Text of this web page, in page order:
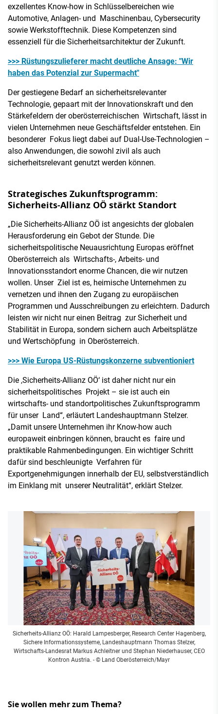
exzellentes Know-how in Schlüsselbereichen wie
Automotive, Anlagen- und Maschinenbau, Cybersecurity
sowie Werkstofftechnik. Diese Kompetenzen sind
essenziell für die Sicherheitsarchitektur der Zukunft.
>>> Rüstungszulieferer macht deutliche Ansage: "Wir
haben das Potenzial zur Supermacht"
Der gestiegene Bedarf an sicherheitsrelevanter
Technologie, gepaart mit der Innovationskraft und den
Stärkefeldern der oberösterreichischen Wirtschaft, lässt in
vielen Unternehmen neue Geschäftsfelder entstehen. Ein
besonderer Fokus liegt dabei auf Dual-Use-Technologien –
also Anwendungen, die sowohl zivil als auch
sicherheitsrelevant genutzt werden können.
Strategisches Zukunftsprogramm:
Sicherheits-Allianz OÖ stärkt Standort
„Die Sicherheits-Allianz OÖ ist angesichts der globalen
Herausforderung ein Gebot der Stunde. Die
sicherheitspolitische Neuausrichtung Europas eröffnet
Oberösterreich als Wirtschafts-, Arbeits- und
Innovationsstandort enorme Chancen, die wir nutzen
wollen. Unser Ziel ist es, heimische Unternehmen zu
vernetzen und ihnen den Zugang zu europäischen
Programmen und Ausschreibungen zu erleichtern. Dadurch
leisten wir nicht nur einen Beitrag zur Sicherheit und
Stabilität in Europa, sondern sichern auch Arbeitsplätze
und Wertschöpfung in Oberösterreich.
>>> Wie Europa US-Rüstungskonzerne subventioniert
Die ‚Sicherheits-Allianz OÖ‘ ist daher nicht nur ein
sicherheitspolitisches Projekt – sie ist auch ein
wirtschafts- und standortpolitisches Zukunftsprogramm
für unser Land“, erläutert Landeshauptmann Stelzer.
„Damit unsere Unternehmen ihr Know-how auch
europaweit einbringen können, braucht es faire und
praktikable Rahmenbedingungen. Ein wichtiger Schritt
dafür sind beschleunigte Verfahren für
Exportgenehmigungen innerhalb der EU, selbstverständlich
im Einklang mit unserer Neutralität“, erklärt Stelzer.
Sicherheits-Allianz OÖ: Harald Lampesberger, Research Center Hagenberg,
Sichere Informationssysteme, Landeshauptmann Thomas Stelzer,
Wirtschafts-Landesrat Markus Achleitner und Stephan Niederhauser, CEO
Kontron Austria. - © Land Oberösterreich/Mayr
Sie wollen mehr zum Thema?